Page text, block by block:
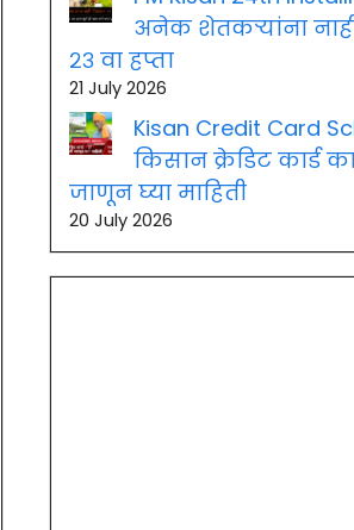
अनेक शेतकऱ्यांना
२३ वा हप्ता
21 July 2026
Kisan Credit Card
किसान क्रेडिट कार्ड
जाणून घ्या माहिती
20 July 2026